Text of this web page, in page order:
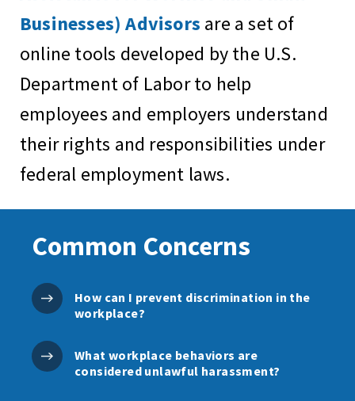
Businesses) Advisors are a set of
online tools developed by the U.S.
Department of Labor to help
employees and employers understand
their rights and responsibilities under
federal employment laws.
Common Concerns
How can I prevent discrimination in the
workplace?
What workplace behaviors are
considered unlawful harassment?